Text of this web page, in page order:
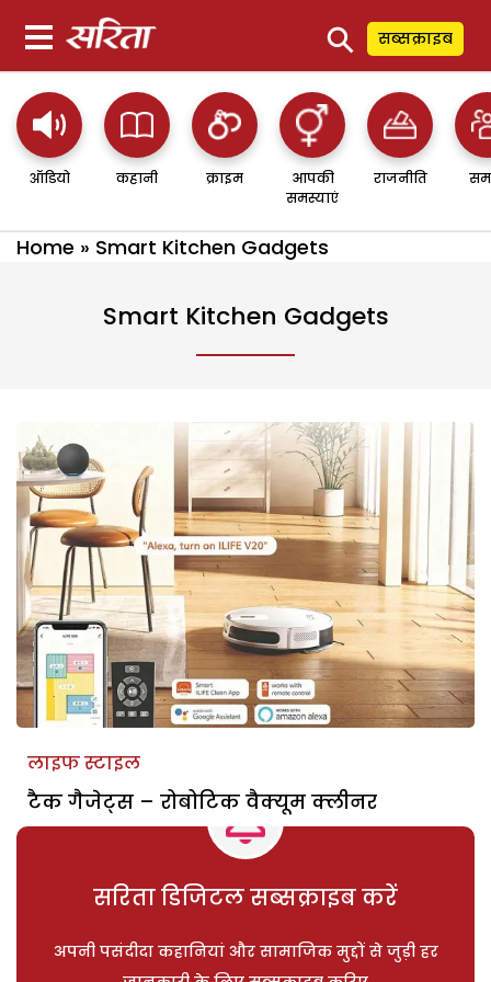
⚲ सब्सक्राइब
ऑडियो कहानी क्राइम
आपकी
समस्याएं
राजनीति
Home » Smart Kitchen Gadgets
Smart Kitchen Gadgets
लाइफ स्टाइल
टैक गैजेट्स – रोबोटिक वैक्यूम क्लीनर
सरिता डिजिटल सब्सक्राइब करें
अपनी पसंदीदा कहानियां और सामाजिक मुद्दों से जुड़ी हर